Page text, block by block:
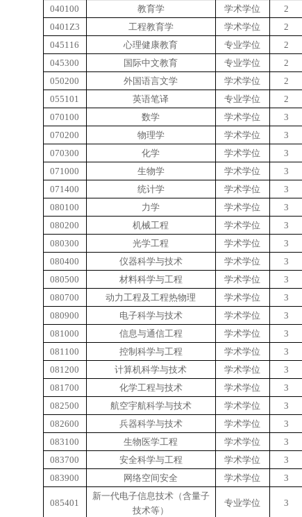
040100
教育学 学术学位 2
0401Z3
工程教育学 学术学位 2
045116
心理健康教育 专业学位 2
045300
国际中文教育 专业学位 2
050200
外国语言文学 学术学位 2
055101
英语笔译 专业学位 2
070100
数学 学术学位 3
070200
物理学 学术学位 3
070300
化学 学术学位 3
071000
生物学 学术学位 3
071400
统计学 学术学位 3
080100
力学 学术学位 3
080200
机械工程 学术学位 3
080300
光学工程 学术学位 3
080400
仪器科学与技术 学术学位 3
080500
材料科学与工程 学术学位 3
080700
动力工程及工程热物理 学术学位 3
080900
电子科学与技术 学术学位 3
081000
信息与通信工程 学术学位 3
081100
控制科学与工程 学术学位 3
081200
计算机科学与技术 学术学位 3
081700
化学工程与技术 学术学位 3
082500
航空宇航科学与技术 学术学位 3
082600
兵器科学与技术 学术学位 3
083100
生物医学工程 学术学位 3
083700
安全科学与工程 学术学位 3
083900
网络空间安全 学术学位 3
085401
新一代电子信息技术（含量子
技术等）
专业学位 3